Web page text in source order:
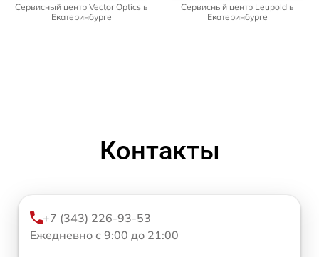
Сервисный центр Vector Optics в
Екатеринбурге
Сервисный центр Leupold в
Екатеринбурге
Контакты
+7 (343) 226-93-53
Ежедневно с 9:00 до 21:00